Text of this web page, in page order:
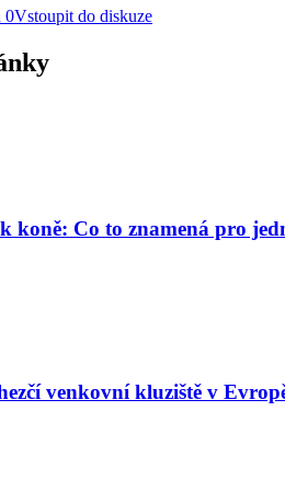
0Vstoupit do diskuze
koně: Co to znamená pro
venkovní kluziště v